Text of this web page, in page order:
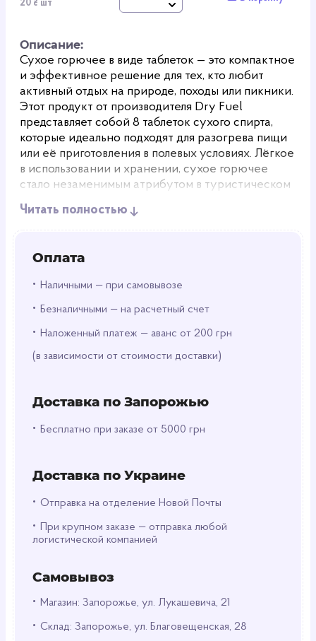
20 ₴ шт
Оплата
• Наличными — при самовывозе
• Безналичными — на расчетный счет
• Наложенный платеж — аванс от 200 грн
(в зависимости от стоимости доставки)
Доставка по Запорожью
• Бесплатно при заказе от 5000 грн
Доставка по Украине
• Отправка на отделение Новой Почты
•
При крупном заказе — отправка любой
логистической компанией
Самовывоз
• Магазин: Запорожье, ул. Лукашевича, 21
• Склад: Запорожье, ул. Благовещенская, 28
Описание:
Сухое горючее в виде таблеток — это компактное
и эффективное решение для тех, кто любит
активный отдых на природе, походы или пикники.
Этот продукт от производителя Dry Fuel
представляет собой 8 таблеток сухого спирта,
которые идеально подходят для разогрева пищи
или её приготовления в полевых условиях. Лёгкое
в использовании и хранении, сухое горючее
стало незаменимым атрибутом в туристическом
снаряжении, а также удобным средством для
быстрого и безопасного розжига огня.
Сухое горючее подходит для самых различных
целей. Если вы планируете готовить еду в походе,
на пикнике или на рыбалке, эти таблетки станут
идеальным помощником. Они позволяют быстро
разогреть пищу или вскипятить воду в условиях,
когда использование газа или дров затруднено.
на протяжении всего процесса горения.
Компактность и лёгкость в
Сухое горючее Dry Fuel весит всего 60 граммов,
что делает его невероятно лёгким и удобным для
занимает минимум места в рюкзаке, не добавляя
лишнего веса и объёма, что особенно важно для
средству, вы всегда можете быть уверены, что у
в самых экстремальных условиях.
Читать полностью